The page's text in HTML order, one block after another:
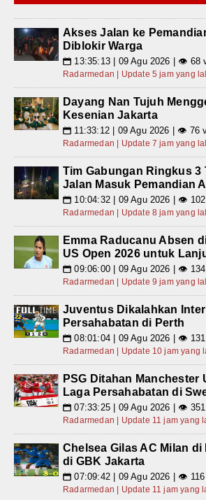
Akses Jalan ke
Diblokir Warga
📅 13:35:13 | 09 Agu 2026 | 👁 68
Radarmedan | Update 5 jam yang
Dayang Nan Tujuh
Kesenian Jakarta
📅 11:33:12 | 09 Agu 2026 | 👁 76
Radarmedan | Update 7 jam yang
Tim Gabungan Ringkus 3
Jalan Masuk Pemandian
📅 10:04:32 | 09 Agu 2026 | 👁
Radarmedan | Update 8 jam yang
Emma Raducanu Absen
US Open 2026 untuk
📅 09:06:00 | 09 Agu 2026 | 👁
Radarmedan | Update 9 jam yang
Juventus Dikalahkan
Persahabatan di Perth
📅 08:01:04 | 09 Agu 2026 | 👁
Radarmedan | Update 10 jam yang
PSG Ditahan Manchester
Laga Persahabatan di
📅 07:33:25 | 09 Agu 2026 | 👁
Radarmedan | Update 11 jam yang
Chelsea Gilas AC Milan
di GBK Jakarta
📅 07:09:42 | 09 Agu 2026 | 👁
Radarmedan | Update 11 jam yang